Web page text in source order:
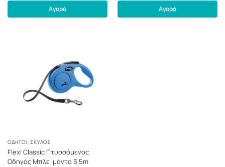
Αγορά Αγορά
ΟΔΗΓΟΊ, ΣΚΎΛΟΣ
Flexi Classic Πτυσσόμενος
Οδηγός Μπλε Ιμάντα S 5m